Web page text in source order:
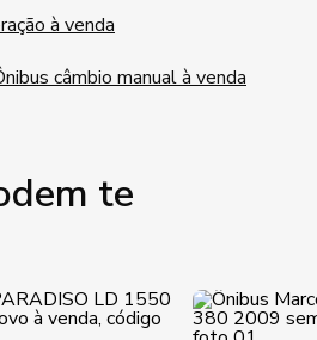
à venda
câmbio manual à venda
te